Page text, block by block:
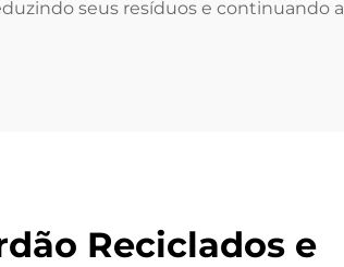
seus resíduos e continuando a
Reciclados e